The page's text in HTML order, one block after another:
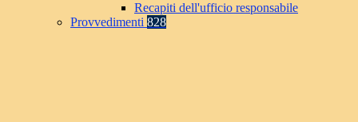
Recapiti dell'ufficio responsabile
Provvedimenti 828